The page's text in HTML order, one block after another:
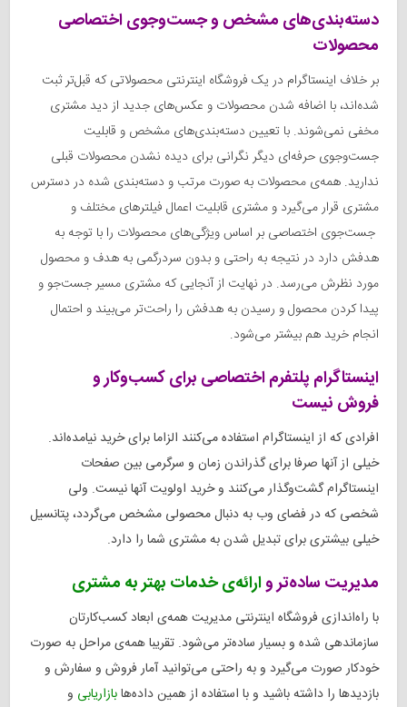
دسته‌بندی‌های مشخص و جست‌وجوی اختصاصی
محصولات
بر خلاف اینستاگرام در یک فروشگاه اینترنتی محصولاتی که قبل‌تر ثبت
شده‌اند، با اضافه شدن محصولات و عکس‌های جدید از دید مشتری
مخفی نمی‌شوند. با تعیین دسته‌بندی‌های مشخص و قابلیت
جست‌وجوی حرفه‌ای دیگر نگرانی برای دیده نشدن محصولات قبلی
ندارید. همه‌‌ی محصولات به صورت مرتب و دسته‌بندی شده در دسترس
مشتری قرار می‌گیرد و مشتری قابلیت اعمال فیلترهای مختلف و
جست‌جوی اختصاصی بر اساس ویژگی‌های محصولات را با توجه به
هدفش دارد در نتیجه به راحتی و بدون سردرگمی به هدف و محصول
مورد نظرش می‌رسد. در نهایت از آنجایی که مشتری مسیر جست‌جو و
پیدا کردن محصول و رسیدن به هدفش را راحت‌تر می‌بیند و احتمال
انجام خرید هم بیشتر می‌شود.
اینستاگرام پلتفرم اختصاصی برای کسب‌وکار و
فروش نیست
افرادی که از اینستاگرام استفاده می‌کنند الزاما برای خرید نیامده‌اند.
خیلی از آنها صرفا برای گذراندن زمان و سرگرمی بین صفحات
اینستاگرام گشت‌وگذار می‌کنند و خرید اولویت آنها نیست. ولی
شخصی که در فضای وب به دنبال محصولی مشخص می‌گردد، پتانسیل
خیلی بیشتری برای تبدیل شدن به مشتری شما را دارد.
مدیریت ساده‌تر وارائه‌ی خدمات بهتر به مشتری
با راه‌اندازی فروشگاه اینترنتی مدیریت همه‌ی ابعاد کسب‌کارتان
سازماندهی شده و بسیار ساده‌تر می‌شود. تقریبا همه‌ی مراحل به صورت
خودکار صورت می‌گیرد و به راحتی می‌توانید آمار فروش و سفارش و
بازدیدها را داشته باشید و با استفاده از همین داده‌هابازاریابی و